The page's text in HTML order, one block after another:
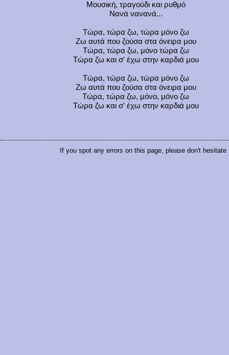
Μουσική, τραγούδι και ρυθμό
Νανά νανανά...
Τώρα, τώρα ζω, τώρα μόνο ζω
Ζω αυτά που ζούσα στα όνειρα μου
Τώρα, τώρα ζω, μόνο τώρα ζω
Τώρα ζω και σ' έχω στην καρδιά μου
Τώρα, τώρα ζω, τώρα μόνο ζω
Ζω αυτά που ζούσα στα όνειρα μου
Τώρα, τώρα ζω, μόνο, μόνο ζω
Τώρα ζω και σ' έχω στην καρδιά μου
If you spot any errors on this page, please don't